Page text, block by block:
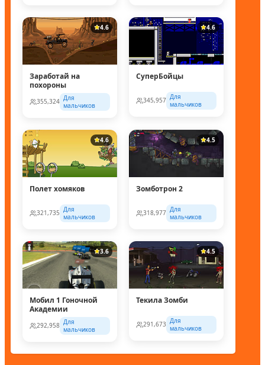
4.6
Заработай на
похороны
355,324 Для
мальчиков
4.6
СуперБойцы
345,957 Для
мальчиков
4.6
Полет хомяков
321,735 Для
мальчиков
4.5
Зомботрон 2
318,977 Для
мальчиков
3.6
Мобил 1 Гоночной
Академии
292,958 Для
мальчиков
4.5
Текила Зомби
291,673 Для
мальчиков